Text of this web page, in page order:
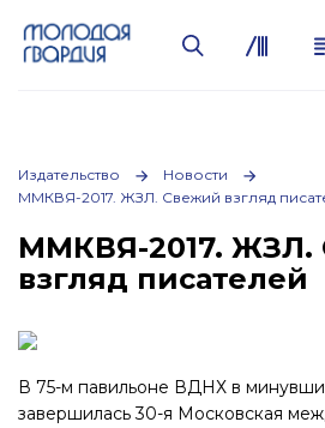
Издательство
Новости
ММКВЯ-2017. ЖЗЛ. Свежий взгляд
ММКВЯ-2017. ЖЗЛ.
взгляд писателей
В 75-м павильоне ВДНХ в
завершилась 30-я Московская